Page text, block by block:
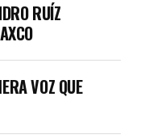
RUÍZ
VOZ QUE